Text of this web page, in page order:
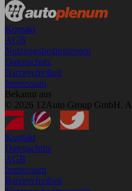
Kontakt
AGB
Nutzungsbedingungen
Datenschutz
Barrierefreiheit
Impressum
Bekannt aus
© 2026 12Auto Group GmbH.
Kontakt
Datenschutz
AGB
Impressum
Barrierefreiheit